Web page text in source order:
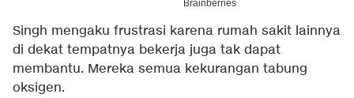
Singh mengaku frustrasi karena rumah sakit lainnya
di dekat tempatnya bekerja juga tak dapat
membantu. Mereka semua kekurangan tabung
oksigen.